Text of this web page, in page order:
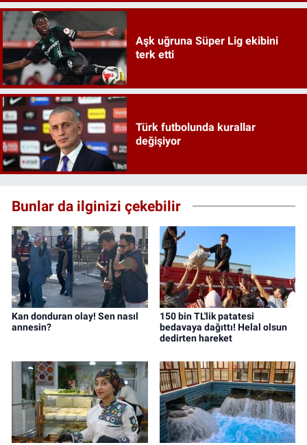
Aşk uğruna Süper Lig ekibini
terk etti
Türk futbolunda kurallar
değişiyor
Bunlar da ilginizi çekebilir
Kan donduran olay! Sen nasıl
annesin?
150 bin TL'lik patatesi
bedavaya dağıttı! Helal olsun
dedirten hareket